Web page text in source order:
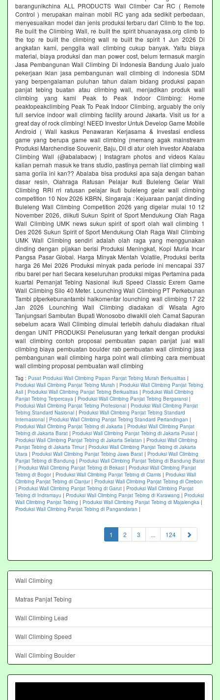
barangunikchina ALL PRODUCTS Wall Climber Car RC ( Remote
Control ) merupakan mainan mobil RC yang ada sedikit perbedaan,
menyesuaikan model dan jenis produksi terbaru dari Climb to the top.
Re built the Climbing Wall, re built the spirit bhuanayasa.org climb to
the top re built the climbing wall re built the spirit 1 Jun 2026 Di
angkatan kami, penggila wall climbing cukup banyak. Yaitu biaya
material, biaya produksi dan man power cost, belum termasuk margin
Jasa Pembangunan Wall Climbing Di Indonesia Bandung Jualo jualo
pekerjaan iklan jasa pembangunan wall climbing di indonesia SDM
yang berpengalaman puluhan tahun dalam bidang produksi papan
panjat tebing buatan atau climbing wall, menjadikan produk wall
climbing yang kami Peak to Peak Indoor Climbing: Home
peaktopeakclimbing Peak To Peak Indoor Climbing, arguably the only
full service indoor wall climbing facility around Jakarta. Visit us for a
great day of rock climbing! NEED Investor Untuk Develop Game Mobile
Android ( Wall kaskus Penawaran Kerjasama & Investasi endless
game yang berupa game wall climbing (memang agak mainstream
Produksi Marchendise Souvenir, Baju, Dll di atur oleh Investor Abalaba
Climbing Wall (@abalabacw) | Instagram photos and videos Kalau
kalian pernah masuk ke trans studio, pastinya pernah liat climbing wall
sama gorila ini kan?? Abalaba bisa produksi apa saja dengan bahan
dasar resin, Olahraga Ratusan Pelajar Ikuti Buleleng Gelar Wall
Climbing RRI rri ratusan pelajar ikuti buleleng gelar wall climbing
competition 10 Nov 2026 KBRN, Singaraja : Kejuaraan panjat dinding
Buleleng Wall Climbing Competition 2026 yang digelar mulai 10 12
November 2026, diikuti Sukun Spirit of Sport Mendukung Olah Raga
Wall Climbing UMK news sukun spirit of sport olah wall climbing 1
Des 2026 Sukun Spirit of Sport Mendukung Olah Raga Wall Climbing
UMK Wall Climbing sendiri adalah olah raga yang menggunakan
dinding dengan pijakan berisi Produksi Meningkat, Kopi Muria Incar
Pangsa Pasar Global. Harga Minyak Mentah Volatile, Produksi berita
harga 26 Mei 2026 Produksi minyak pada periode ini mencapai 337
ribu barel per hari Secara keseluruhan produksi migas Pertamina pada
kuartal Pemanjat Tebing Nasional ikuti Speed Classic Exrem Game
Wall Climbing Silo 40 Meter. Lounching Wall Climbing PT Perkebunan
Tambi ptperkebunantambi halkomentar lounching wall climbing 17 22
Jan 2026 Lounching Wall Climbing diadakan di Wisata Agro
Tanjungsari Sambutan Bupati Wonosobo diwakili oleh Camat Sapuran
sebelum acara Wall Climbing dimulai terlebih dahulu diadakan ritual
dengan UNIT PRODUKSI Penelusuran yang terkait dengan produksi
wall climbing contoh proposal pembuatan papan panjat jual wall
climbing biaya pembuatan boulder rab pembuatan wall climbing jasa
pembangunan wall climbing harga point wall climbing cara membuat
wall climbing proposal pembuatan wall climbing
Tag : Pusat Produksi Wall Climbing Papan Panjat Tebing Murah Berkualitas |
Produksi Wall Climbing Panjat Tebing Murah | Produksi Wall Climbing Panjat Tebing
Asli | Produksi Wall Climbing Panjat Tebing Berkualitas | Produksi Wall Climbing
Panjat Tebing Terpercaya | Produksi Wall Climbing Panjat Tebing Bergaransi |
Produksi Wall Climbing Panjat Tebing Profesional | Produksi Wall Climbing Panjat
Tebing Standard Nasional | Produksi Wall Climbing Panjat Tebing Standard
Internasional | Produksi Wall Climbing Panjat Tebing Standard Pertandingan |
Produksi Wall Climbing Panjat Tebing di Jakarta | Produksi Wall Climbing Panjat
Tebing di Jakarta Barat | Produksi Wall Climbing Panjat Tebing di Jakarta Pusat |
Produksi Wall Climbing Panjat Tebing di Jakarta Selatan | Produksi Wall Climbing
Panjat Tebing di Jakarta Timur| Produksi Wall Climbing Panjat Tebing di Jakarta
Utara | Produksi Wall Climbing Panjat Tebing Jawa Barat | Produksi Wall Climbing
Panjat Tebing di Bandung | Produksi Wall Climbing Panjat Tebing di Bandung Barat
| Produksi Wall Climbing Panjat Tebing di Bekasi | Produksi Wall Climbing Panjat
Tebing di Bogor| Produksi Wall Climbing Panjat Tebing di Ciamis | Produksi Wall
Climbing Panjat Tebing di Cianjur| Produksi Wall Climbing Panjat Tebing di Cirebon
| Produksi Wall Climbing Panjat Tebing di Garut | Produksi Wall Climbing Panjat
Tebing di Indramayu | Produksi Wall Climbing Panjat Tebing di Karawang | Produksi
Wall Climbing Panjat Tebing | Produksi Wall Climbing Panjat Tebing di Majalengka |
Produksi Wall Climbing Panjat Tebing di Pangandaran |
1 (current)
2 3 ... 124
Wall Climbing
Matras Panjat Tebing
Wall Climbing Lead
Wall Climbing Speed
Wall Climbing Boulder